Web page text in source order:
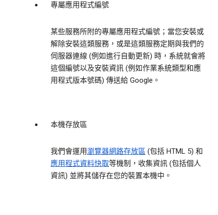
專屬應用程式編號
某些服務所附的專屬應用程式編號；當您安裝或
解除安裝這類服務，或是這類服務定期與我們的
伺服器連線 (例如進行自動更新) 時，系統就會將
這個編號以及安裝資訊 (例如作業系統類型和應
用程式版本號碼) 傳送給 Google。
本機存放區
我們會運用瀏覽器網路存放區 (包括 HTML 5) 和
應用程式資料快取等機制，收集資訊 (包括個人
資訊) 並將其儲存在您的裝置本機中。